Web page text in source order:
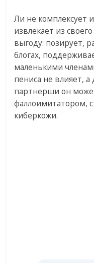
Ли не комплексует
извлекает из
выгоду: позирует,
блогах,
маленькими
пениса не влияет,
партнерши он
фаллоимитатором,
киберкожи.